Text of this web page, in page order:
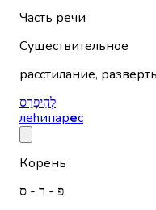
Часть речи
Существительное
расстилание,
לְהִיפָּרֵס
леhипарес
Корень
פ - ר - ס